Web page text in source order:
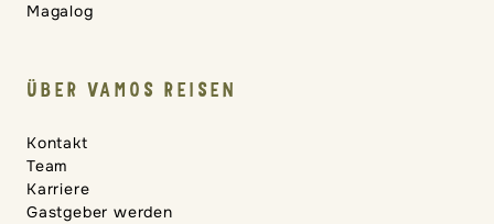
Magalog
ÜBER VAMOS REISEN
Kontakt
Team
Karriere
Gastgeber werden